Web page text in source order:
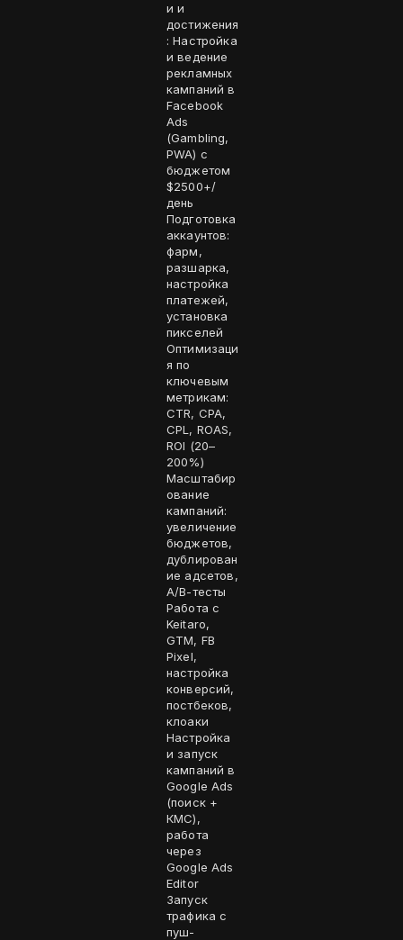
и и
достижения
: Настройка
и ведение
рекламных
кампаний в
Facebook
Ads
(Gambling,
PWA) с
бюджетом
$2500+/
день
Подготовка
аккаунтов:
фарм,
разшарка,
настройка
платежей,
установка
пикселей
Оптимизаци
я по
ключевым
метрикам:
CTR, CPA,
CPL, ROAS,
ROI (20–
200%)
Масштабир
ование
кампаний:
увеличение
бюджетов,
дублирован
ие адсетов,
A/B-тесты
Работа с
Keitaro,
GTM, FB
Pixel,
настройка
конверсий,
постбеков,
клоаки
Настройка
и запуск
кампаний в
Google Ads
(поиск +
КМС),
работа
через
Google Ads
Editor
Запуск
трафика с
пуш-